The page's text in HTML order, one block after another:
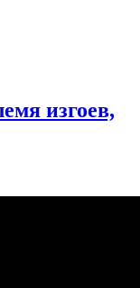
изгоев,